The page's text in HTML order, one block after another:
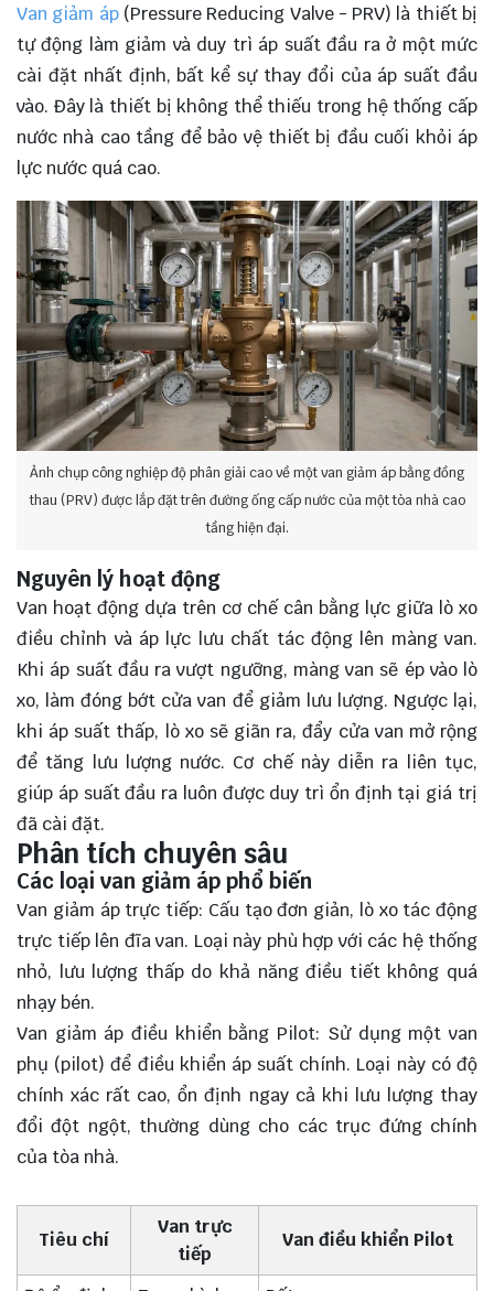
Van giảm áp(Pressure Reducing Valve - PRV) là thiết bị
tự động làm giảm và duy trì áp suất đầu ra ở một mức
cài đặt nhất định, bất kể sự thay đổi của áp suất đầu
vào. Đây là thiết bị không thể thiếu trong hệ thống cấp
nước nhà cao tầng để bảo vệ thiết bị đầu cuối khỏi áp
lực nước quá cao.
Ảnh chụp công nghiệp độ phân giải cao về một van giảm áp bằng đồng
thau (PRV) được lắp đặt trên đường ống cấp nước của một tòa nhà cao
tầng hiện đại.
Nguyên lý hoạt động
Van hoạt động dựa trên cơ chế cân bằng lực giữa lò xo
điều chỉnh và áp lực lưu chất tác động lên màng van.
Khi áp suất đầu ra vượt ngưỡng, màng van sẽ ép vào lò
xo, làm đóng bớt cửa van để giảm lưu lượng. Ngược lại,
khi áp suất thấp, lò xo sẽ giãn ra, đẩy cửa van mở rộng
để tăng lưu lượng nước. Cơ chế này diễn ra liên tục,
giúp áp suất đầu ra luôn được duy trì ổn định tại giá trị
đã cài đặt.
Phân tích chuyên sâu
Các loại van giảm áp phổ biến
Van giảm áp trực tiếp: Cấu tạo đơn giản, lò xo tác động
trực tiếp lên đĩa van. Loại này phù hợp với các hệ thống
nhỏ, lưu lượng thấp do khả năng điều tiết không quá
nhạy bén.
Van giảm áp điều khiển bằng Pilot: Sử dụng một van
phụ (pilot) để điều khiển áp suất chính. Loại này có độ
chính xác rất cao, ổn định ngay cả khi lưu lượng thay
đổi đột ngột, thường dùng cho các trục đứng chính
của tòa nhà.
Tiêu chí
Van trực
tiếp
Van điều khiển Pilot